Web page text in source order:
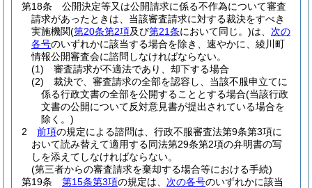
第18条
公開決定等又は公開請求に係る不作為について審査
請求があったときは、当該審査請求に対する裁決をすべき
実施機関(第20条第2項及び第21条において同じ。)は、 次の
各号のいずれかに該当する場合を除き、速やかに、綾川町
情報公開審査会に諮問しなければならない。
(1)
審査請求が不適法であり、却下する場合
(2)
裁決で、審査請求の全部を認容し、当該不服申立てに
係る行政文書の全部を公開することとする場合(当該行政
文書の公開について反対意見書が提出されている場合を
除く。)
2
前項の規定による諮問は、行政不服審査法第9条第3項に
おいて読み替えて適用する同法第29条第2項の弁明書の写
しを添えてしなければならない。
(第三者からの審査請求を棄却する場合等における手続)
第19条
第15条第3項の規定は、 次の各号のいずれかに該当